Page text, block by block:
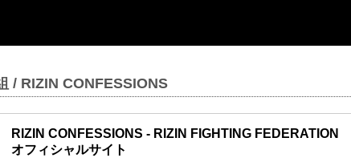
/ RIZIN CONFESSIONS
RIZIN CONFESSIONS - RIZIN FIGHTING FEDERATION
オフィシャルサイト